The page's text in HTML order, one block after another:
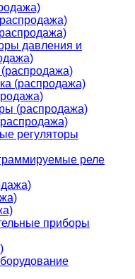
давления и
(распродажа)
(распродажа)
регуляторы
реле
приборы